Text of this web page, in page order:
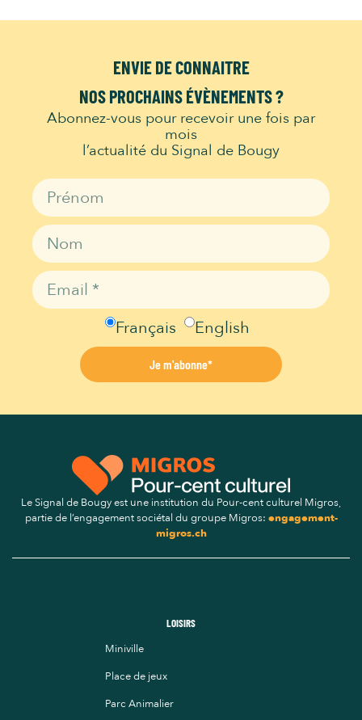
ENVIE DE CONNAITRE
NOS PROCHAINS ÉVÈNEMENTS ?
Abonnez-vous pour recevoir une fois par
mois
l’actualité du Signal de Bougy
Français English
Je m'abonne*
Le Signal de Bougy est une institution du Pour-cent culturel Migros,
partie de l’engagement sociétal du groupe Migros: engagement-
migros.ch
LOISIRS
Miniville
Place de jeux
Parc Animalier